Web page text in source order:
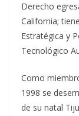
Derecho
California;
Estratégica y
Tecnológico
Como
1998 se
de su natal